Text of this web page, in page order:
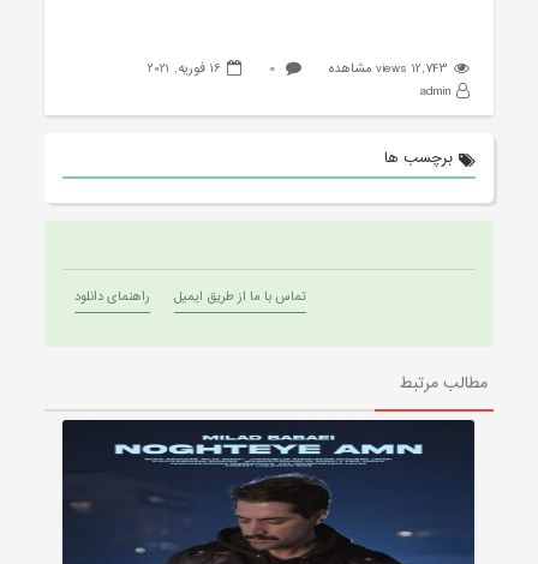
12,743 views مشاهده 0
16 فوریه, 2021
admin
برچسب ها
راهنمای دانلود تماس با ما از طریق ایمیل
مطالب مرتبط